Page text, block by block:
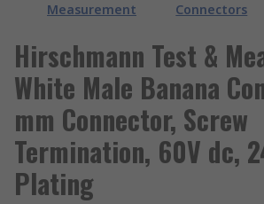
Measurement
Connectors
Hirschmann Test &
White Male Banana
mm Connector, Screw
Termination, 60V dc,
Plating